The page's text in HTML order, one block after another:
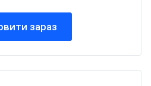
зараз